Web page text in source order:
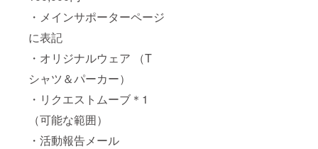
・メインサポーターページ
に表記
・オリジナルウェア （T
シャツ＆パーカー）
・リクエストムーブ＊1
（可能な範囲）
・活動報告メール